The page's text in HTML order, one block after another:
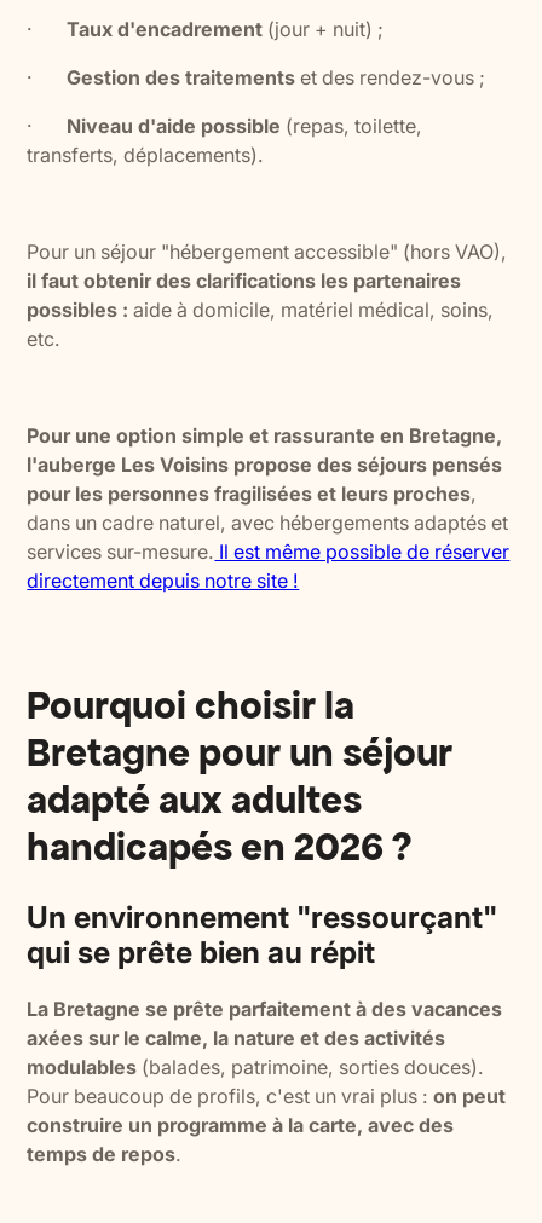
·Taux d'encadrement (jour + nuit) ;
·Gestion des traitements et des rendez-vous ;
· Niveau d'aide possible (repas, toilette,
transferts, déplacements).
Pour un séjour "hébergement accessible" (hors VAO),
il faut obtenir des clarifications les partenaires
possibles : aide à domicile, matériel médical, soins,
etc.
Pour une option simple et rassurante en Bretagne,
l'auberge Les Voisins propose des séjours pensés
pour les personnes fragilisées et leurs proches,
dans un cadre naturel, avec hébergements adaptés et
services sur-mesure. Il est même possible de réserver
directement depuis notre site !
Pourquoi choisir la
Bretagne pour un séjour
adapté aux adultes
handicapés en 2026 ?
Un environnement "ressourçant"
qui se prête bien au répit
La Bretagne se prête parfaitement à des vacances
axées sur le calme, la nature et des activités
modulables (balades, patrimoine, sorties douces).
Pour beaucoup de profils, c'est un vrai plus :on peut
construire un programme à la carte, avec des
temps de repos.